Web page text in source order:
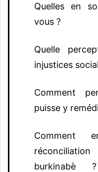
Quelles en
vous ?
Quelle
injustices
Comment
puisse y
Comment
burkinabè